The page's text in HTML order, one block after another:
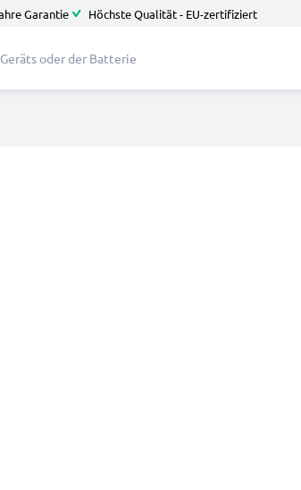
Garantie Höchste Qualität - EU-zertifiziert